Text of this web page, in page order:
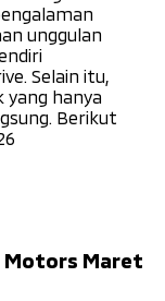
unggulan
Selain itu,
hanya
Berikut
Motors Maret